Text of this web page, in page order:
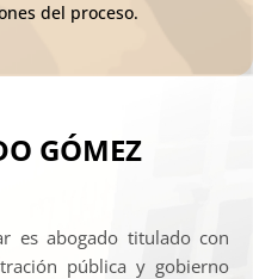
del proceso.
GÓMEZ
es abogado titulado con
pública y gobierno